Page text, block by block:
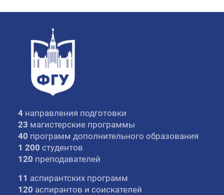
4 направления подготовки
23 магистерские программы
40 программ дополнительного образования
1 200 студентов
120 преподавателей
11 аспирантских программ
120 аспирантов и соискателей